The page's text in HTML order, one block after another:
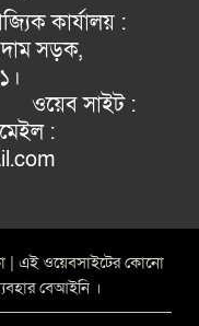
:
সড়ক,
৩২২১।
:
:
| এই ওয়েবসাইটের কোনো
বেআইনি ।